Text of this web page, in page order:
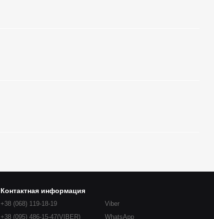
Контактная информация
+38 (068) 119-18-19
+38 (095) 486-15-47(VIBER)
Viber
WhatsApp